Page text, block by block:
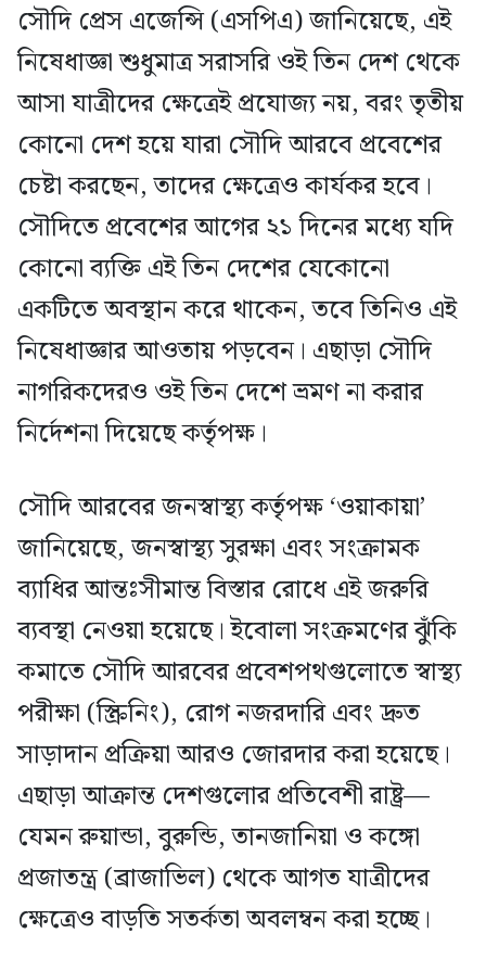
সৌদি প্রেস এজেন্সি (এসপিএ) জানিয়েছে, এই
নিষেধাজ্ঞা শুধুমাত্র সরাসরি ওই তিন দেশ থেকে
আসা যাত্রীদের ক্ষেত্রেই প্রযোজ্য নয়, বরং তৃতীয়
কোনো দেশ হয়ে যারা সৌদি আরবে প্রবেশের
চেষ্টা করছেন, তাদের ক্ষেত্রেও কার্যকর হবে।
সৌদিতে প্রবেশের আগের ২১ দিনের মধ্যে যদি
কোনো ব্যক্তি এই তিন দেশের যেকোনো
একটিতে অবস্থান করে থাকেন, তবে তিনিও এই
নিষেধাজ্ঞার আওতায় পড়বেন। এছাড়া সৌদি
নাগরিকদেরও ওই তিন দেশে ভ্রমণ না করার
নির্দেশনা দিয়েছে কর্তৃপক্ষ।
সৌদি আরবের জনস্বাস্থ্য কর্তৃপক্ষ ‘ওয়াকায়া’
জানিয়েছে, জনস্বাস্থ্য সুরক্ষা এবং সংক্রামক
ব্যাধির আন্তঃসীমান্ত বিস্তার রোধে এই জরুরি
ব্যবস্থা নেওয়া হয়েছে। ইবোলা সংক্রমণের ঝুঁকি
কমাতে সৌদি আরবের প্রবেশপথগুলোতে স্বাস্থ্য
পরীক্ষা (স্ক্রিনিং), রোগ নজরদারি এবং দ্রুত
সাড়াদান প্রক্রিয়া আরও জোরদার করা হয়েছে।
এছাড়া আক্রান্ত দেশগুলোর প্রতিবেশী রাষ্ট্র—
যেমন রুয়ান্ডা, বুরুন্ডি, তানজানিয়া ও কঙ্গো
প্রজাতন্ত্র (ব্রাজাভিল) থেকে আগত যাত্রীদের
ক্ষেত্রেও বাড়তি সতর্কতা অবলম্বন করা হচ্ছে।